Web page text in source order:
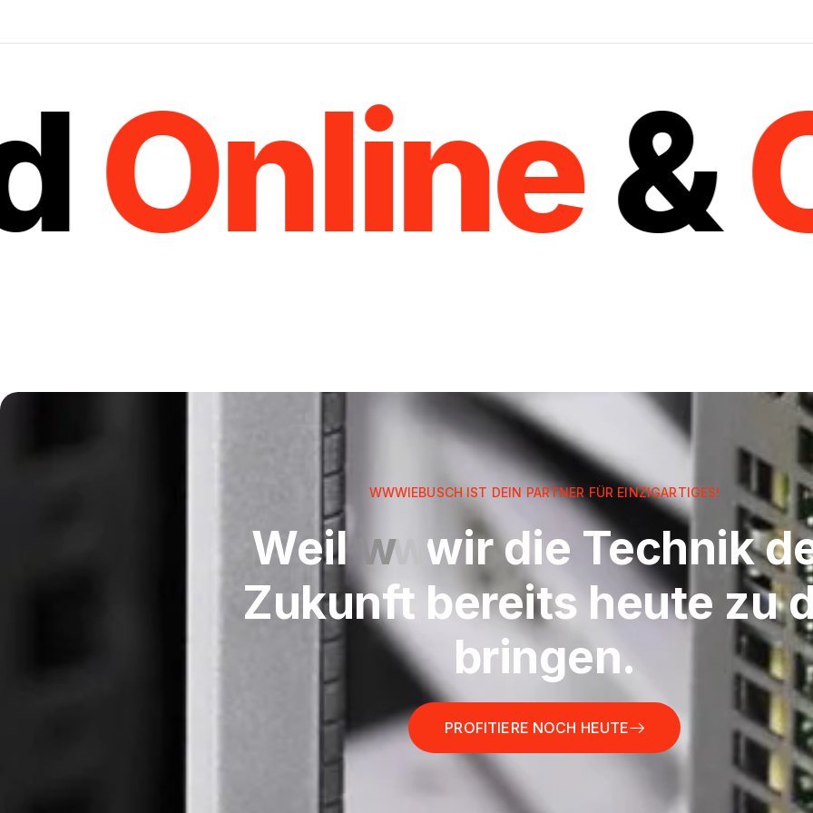
&
WWWIEBUSCH IST DEIN PARTNER FÜR EINZIGARTIGES!
Weil wwwir die Technik
Zukunft bereits heute zu
bringen.
PROFITIERE NOCH HEUTE